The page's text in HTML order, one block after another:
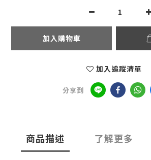
加入購物車
加入追蹤清單
分享到
商品描述 了解更多